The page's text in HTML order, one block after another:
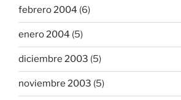
febrero 2004 (6)
enero 2004 (5)
diciembre 2003 (5)
noviembre 2003 (5)